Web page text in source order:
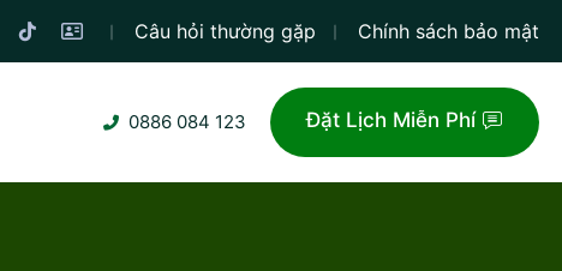
Câu hỏi thường gặp Chính sách bảo mật
0886 084 123 Đặt Lịch Miễn Phí